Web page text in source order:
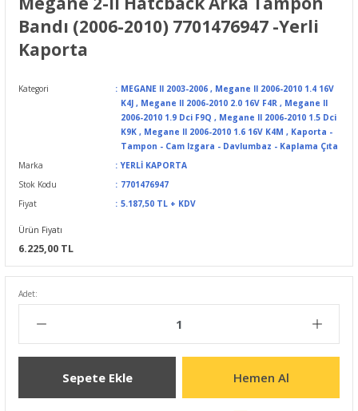
Bandı (2006-2010) 7701476947 -Yerli
Kaporta
Kategori MEGANE II 2003-2006 , Megane II 2006-2010 1.4 16V
K4J , Megane II 2006-2010 2.0 16V F4R , Megane II
2006-2010 1.9 Dci F9Q , Megane II 2006-2010 1.5 Dci
K9K , Megane II 2006-2010 1.6 16V K4M , Kaporta -
Tampon - Cam Izgara - Davlumbaz - Kaplama Çıta
Marka
YERLİ KAPORTA
Stok Kodu
7701476947
Fiyat
5.187,50 TL + KDV
Ürün Fiyatı
6.225,00 TL
Adet:
Sepete Ekle Hemen Al